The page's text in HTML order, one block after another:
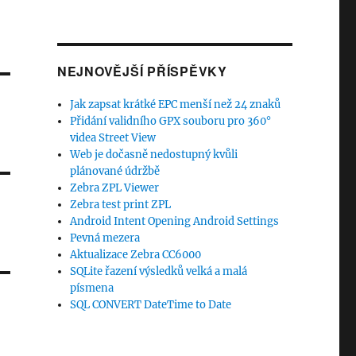
NEJNOVĚJŠÍ PŘÍSPĚVKY
Jak zapsat krátké EPC menší než 24 znaků
Přidání validního GPX souboru pro 360°
videa Street View
Web je dočasně nedostupný kvůli
plánované údržbě
Zebra ZPL Viewer
Zebra test print ZPL
Android Intent Opening Android Settings
Pevná mezera
Aktualizace Zebra CC6000
SQLite řazení výsledků velká a malá
písmena
SQL CONVERT DateTime to Date